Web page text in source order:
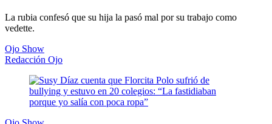
La rubia confesó que su hija la pasó mal por su trabajo como
vedette.
Ojo Show
Redacción Ojo